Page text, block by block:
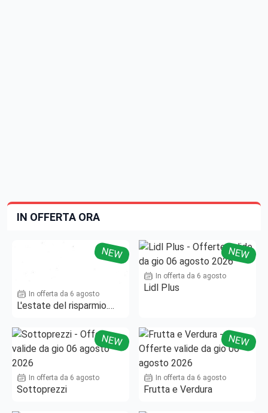
IN OFFERTA ORA
NEW
In offerta da 6 agosto
L'estate del risparmio.
NEW
In offerta da 6 agosto
Lidl Plus
NEW
In offerta da 6 agosto
Sottoprezzi
NEW
In offerta da 6 agosto
Frutta e Verdura